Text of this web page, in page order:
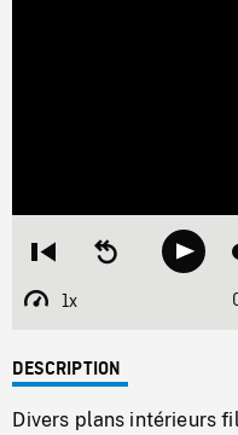
Restart
beginning
Seek
backwardPlay
1x
Playback
DESCRIPTION
Divers plans intérieurs